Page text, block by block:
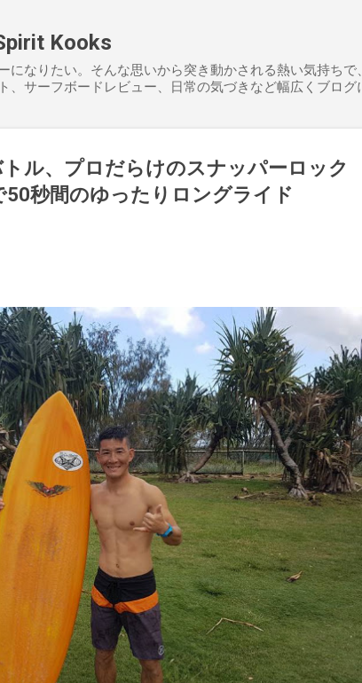
Kooks
になりたい。そんな思いから突き動かされる熱い気持ちで
、サーフボードレビュー、日常の気づきなど幅広くブログ
トル、プロだらけのスナッパーロック
秒間のゆったりロングライド